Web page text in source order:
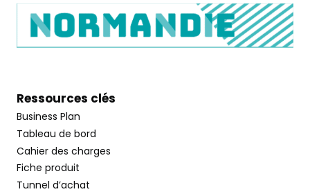
Ressources clés
Business Plan
Tableau de bord
Cahier des charges
Fiche produit
Tunnel d’achat